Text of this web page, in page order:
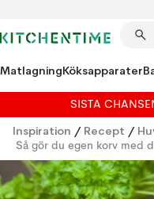
MatlagningKöksapparater
SISTA
Inspiration / Recept /
Så gör du egen korv med